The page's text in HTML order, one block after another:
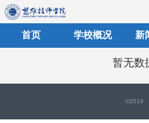
首页 学校概况 新
暂无数
©2019